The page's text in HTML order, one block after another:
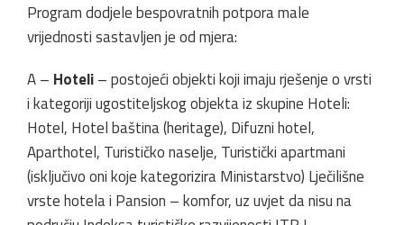
Program dodjele bespovratnih potpora male
vrijednosti sastavljen je od mjera:
A – Hoteli– postojeći objekti koji imaju rješenje o vrsti
i kategoriji ugostiteljskog objekta iz skupine Hoteli:
Hotel, Hotel baština (heritage), Difuzni hotel,
Aparthotel, Turističko naselje, Turistički apartmani
(isključivo oni koje kategorizira Ministarstvo) Lječilišne
vrste hotela i Pansion – komfor, uz uvjet da nisu na